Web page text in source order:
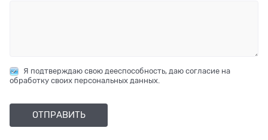
Я подтверждаю свою дееспособность, даю согласие на
обработку своих персональных данных.